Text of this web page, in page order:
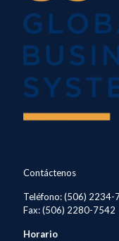
Contáctenos
Teléfono: (506) 2234-
Fax: (506) 2280-7542
Horario